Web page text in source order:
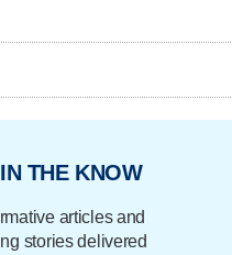
THE KNOW
articles and
stories delivered